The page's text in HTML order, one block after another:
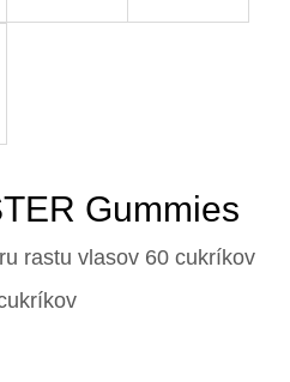
Gummies
rastu vlasov 60 cukríkov